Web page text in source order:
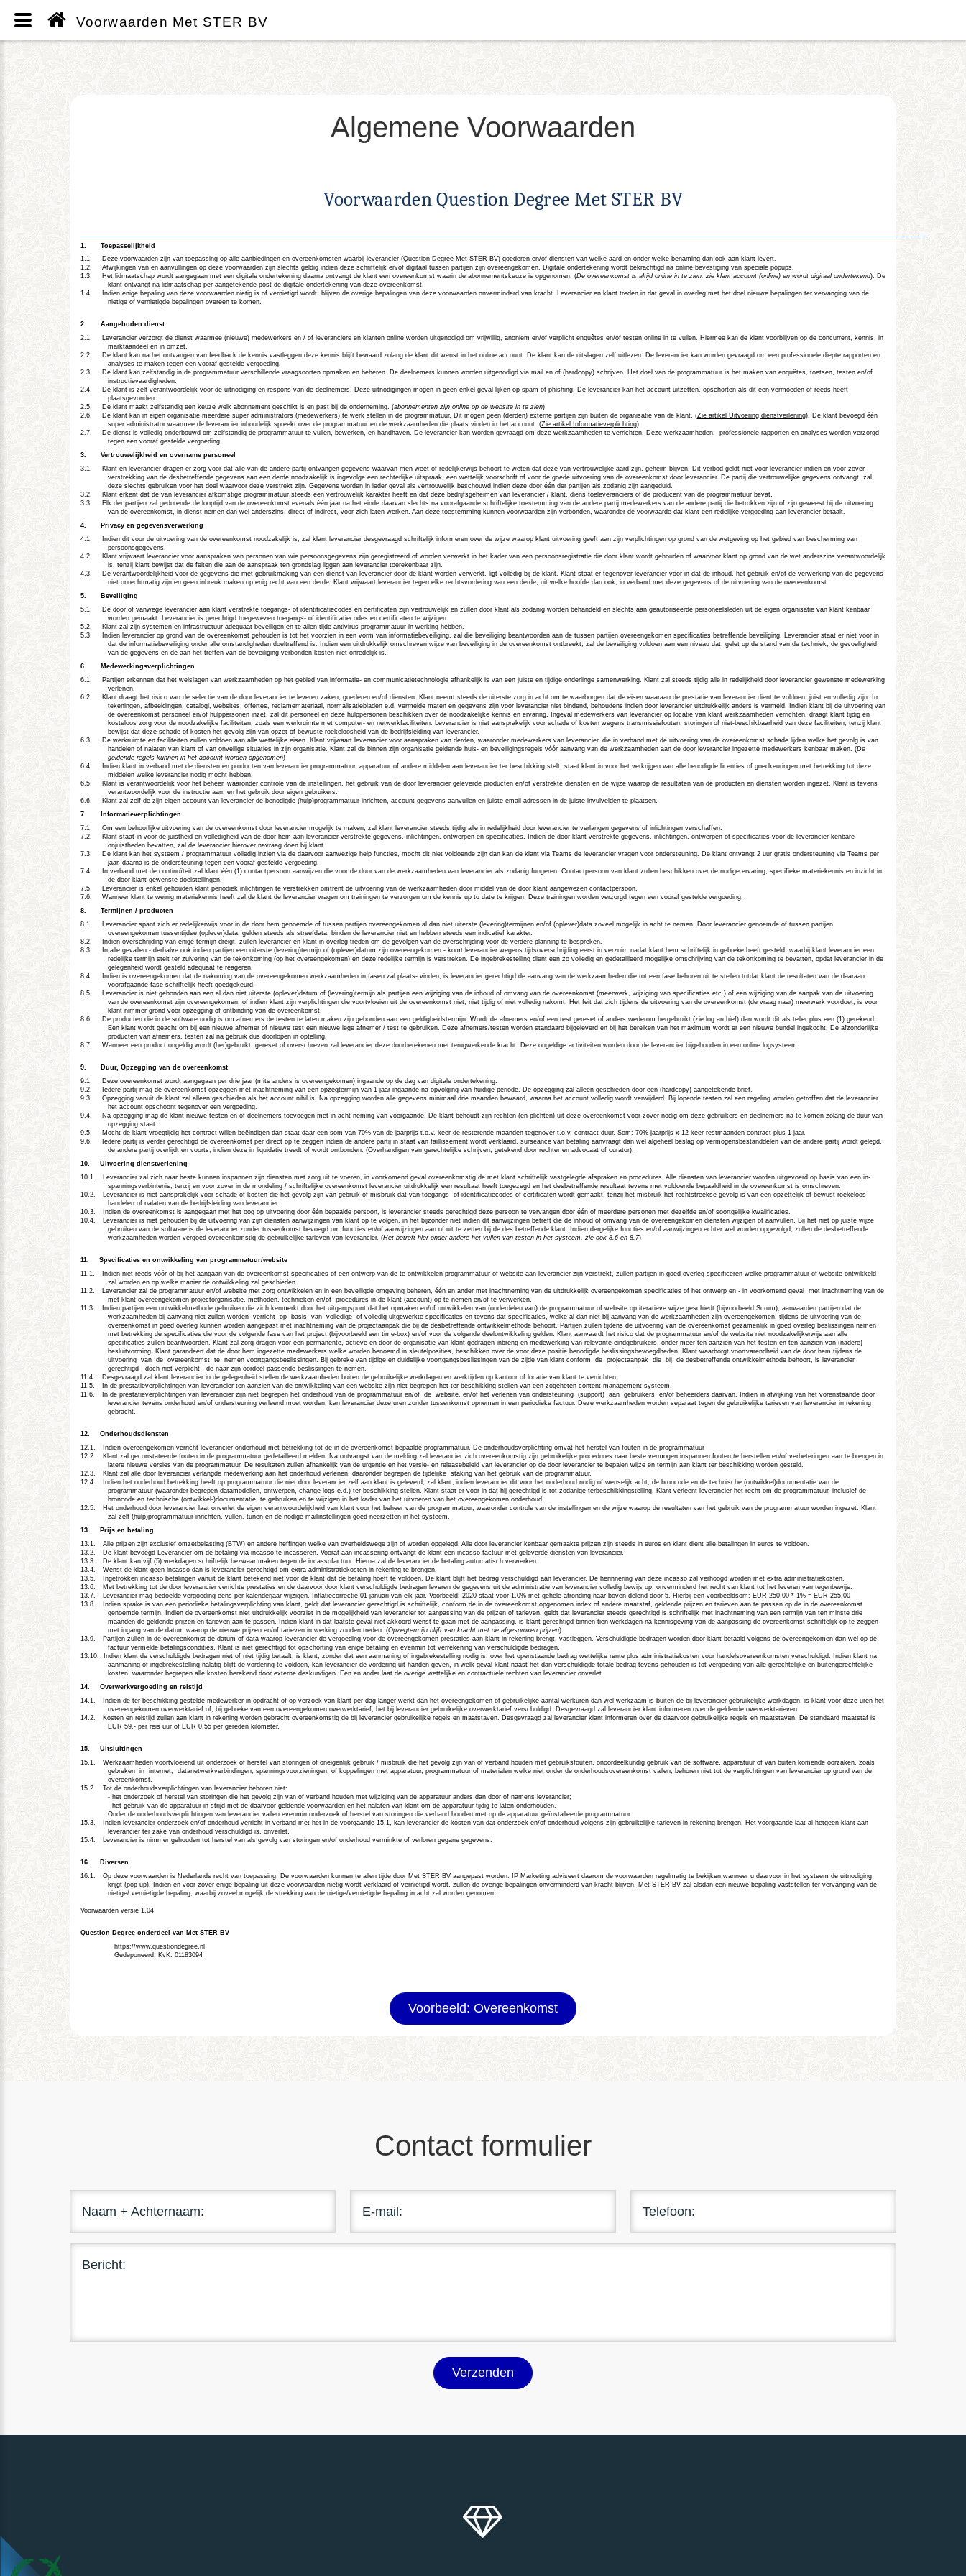
Algemene Voorwaarden
Voorwaarden Question Degree Met STER BV
1.
Toepasselijkheid
1.1.
Deze voorwaarden zijn van toepassing op alle aanbiedingen en overeenkomsten waarbij leverancier (Question Degree Met STER BV) goederen en/of diensten van welke aard en onder welke benaming dan ook aan klant levert.
1.2.
Afwijkingen van en aanvullingen op deze voorwaarden zijn slechts geldig indien deze schriftelijk en/of digitaal tussen partijen zijn overeengekomen. Digitale ondertekening wordt bekrachtigd na online bevestiging van speciale popups
1.3.
Het lidmaatschap wordt aangegaan met een digitale ondertekening daarna ontvangt de klant een overeenkomst waarin de abonnementskeuze is opgenomen. (De overeenkomst is altijd online in te zien, zie klant account (online) en wordt digitaal ondertekend). De
klant ontvangt na lidmaatschap per aangetekende post de digitale ondertekening van deze overeenkomst.
1.4.
Indien enige bepaling van deze voorwaarden nietig is of vernietigd wordt, blijven de overige bepalingen van deze voorwaarden onverminderd van kracht. Leverancier en klant treden in dat geval in overleg met het doel nieuwe bepalingen ter vervanging van de
nietige of vernietigde bepalingen overeen te komen.
2.
Aangeboden dienst
2.1.
Leverancier verzorgt de dienst waarmee (nieuwe) medewerkers en / of leveranciers en klanten online worden uitgenodigd om vrijwillig, anoniem en/of verplicht enquêtes en/of testen online in te vullen. Hiermee kan de klant voorblijven op de concurrent, kennis, in
marktaandeel en in omzet.
2.2.
De klant kan na het ontvangen van feedback de kennis vastleggen deze kennis blijft bewaard zolang de klant dit wenst in het online account. De klant kan de uitslagen zelf uitlezen. De leverancier kan worden gevraagd om een professionele diepte rapporten en
analyses te maken tegen een vooraf gestelde vergoeding.
2.3.
De klant kan zelfstandig in de programmatuur verschillende vraagsoorten opmaken en beheren. De deelnemers kunnen worden uitgenodigd via mail en of (hardcopy) schrijven. Het doel van de programmatuur is het maken van enquêtes, toetsen, testen en/of
instructievaardigheden.
2.4.
De klant is zelf verantwoordelijk voor de uitnodiging en respons van de deelnemers. Deze uitnodigingen mogen in geen enkel geval lijken op spam of phishing . De leverancier kan het account uitzetten, opschorten als dit een vermoeden of reeds heeft
plaatsgevonden.
2.5.
De klant maakt zelfstandig een keuze welk abonnement geschikt is en past bij de onderneming. (abonnementen zijn online op de website in te zien)
2.6.
De klant kan in eigen organisatie meerdere super administrators (medewerkers) te werk stellen in de programmatuur. Dit mogen geen (derden) externe partijen zijn buiten de organisatie van de klant. (Zie artikel Uitvoering dienstverlening). De klant bevoegd één
super administrator waarmee de leverancier inhoudelijk spreekt over de programmatuur en de werkzaamheden die plaats vinden in het account. (Zie artikel Informatieverplichting)
2.7.
De dienst is volledig onderbouwd om zelfstandig de programmatuur te vullen, bewerken, en handhaven. De leverancier kan worden gevraagd om deze werkzaamheden te verrichten. Deze werkzaamheden,
professionele rapporten en analyses worden verzorgd
tegen een vooraf gestelde vergoeding.
3.
Vertrouwelijkheid en overname personeel
3.1.
Klant en leverancier dragen er zorg voor dat alle van de andere partij ontvangen gegevens waarvan men weet of redelijkerwijs behoort te weten dat deze van vertrouwelijke aard zijn, geheim blijven. Dit verbod geldt niet voor leverancier indien en voor zover
verstrekking van de desbetreffende gegevens aan een derde noodzakelijk is ingevolge een rechterlijke uitspraak, een wettelijk voorschrift of voor de goede uitvoering van de overeenkomst door leverancier. De partij die vertrouwelijke gegevens ontvangt, zal
deze slechts gebruiken voor het doel waarvoor deze verstrekt zijn. Gegevens worden in ieder geval als vertrouwelijk beschouwd indien deze door één der partijen als zodanig zijn aangeduid.
3.2.
Klant erkent dat de van leverancier afkomstige programmatuur steeds een vertrouwelijk karakter heeft en dat deze bedrijfsgeheimen van leverancier / klant, diens toeleveranciers of de producent van de programmatuur bevat.
3.3.
Elk der partijen zal gedurende de looptijd van de overeenkomst evenals één jaar na het einde daarvan slechts na voorafgaande schriftelijke toestemming van de andere partij medewerkers van de andere partij die betrokken zijn of zijn geweest bij de uitvoering
van de overeenkomst, in dienst nemen dan wel anderszins, direct of indirect, voor zich laten werken. Aan deze toestemming kunnen voorwaarden zijn verbonden, waaronder de voorwaarde dat klant een redelijke vergoeding aan leverancier betaalt.
4.
Privacy en gegevensverwerking
4.1.
Indien dit voor de uitvoering van de overeenkomst noodzakelijk is, zal klant leverancier desgevraagd schriftelijk informeren over de wijze waarop klant uitvoering geeft aan zijn verplichtingen op grond van de wetgeving op het gebied van bescherming van
persoonsgegevens.
4.2.
Klant vrijwaart leverancier voor aanspraken van personen van wie persoonsgegevens zijn geregistreerd of worden verwerkt in het kader van een persoonsregistratie die door klant wordt gehouden of waarvoor klant op grond van de wet anderszins verantwoordelijk
is, tenzij klant bewijst dat de feiten die aan de aanspraak ten grondslag liggen aan leverancier toerekenbaar zijn.
4.3.
De verantwoordelijkheid voor de gegevens die met gebruikmaking van een dienst van leverancier door de klant worden verwerkt, ligt volledig bij de klant. Klant staat er tegenover leverancier voor in dat de inhoud, het gebruik en/of de verwerking van de gegevens
niet onrechtmatig zijn en geen inbreuk maken op enig recht van een derde. Klant vrijwaart leverancier tegen elke rechtsvordering van een derde, uit welke hoofde dan ook, in verband met deze gegevens of de uitvoering van de overeenkomst.
5.
Beveiliging
5.1.
De door of vanwege leverancier aan klant verstrekte toegangs- of identificatiecodes en certificaten zijn vertrouwelijk en zullen door klant als zodanig worden behandeld en slechts aan geautoriseerde personeelsleden uit de eigen organisatie van klant kenbaar
worden gemaakt. Leverancier is gerechtigd toegewezen toegangs- of identificatiecodes en certificaten te wijzigen.
5.2.
Klant zal zijn systemen en infrastructuur adequaat beveiligen en te allen tijde antivirus-programmatuur in werking hebben.
5.3.
Indien leverancier op grond van de overeenkomst gehouden is tot het voorzien in een vorm van informatiebeveiliging, zal die beveiliging beantwoorden aan de tussen partijen overeengekomen specificaties betreffende beveiliging. Leverancier staat er niet voor in
dat de informatiebeveiliging onder alle omstandigheden doeltreffend is. Indien een uitdrukkelijk omschreven wijze van beveiliging in de overeenkomst ontbreekt, zal de beveiliging voldoen aan een niveau dat, gelet op de stand van de techniek, de gevoeligheid
van de gegevens en de aan het treffen van de beveiliging verbonden kosten niet onredelijk is.
6.
Medewerkingsverplichtingen
6.1.
Partijen erkennen dat het welslagen van werkzaamheden op het gebied van informatie- en communicatietechnologie afhankelijk is van een juiste en tijdige onderlinge samenwerking. Klant zal steeds tijdig alle in redelijkheid door leverancier gewenste medewerking
verlenen.
6.2.
Klant draagt het risico van de selectie van de door leverancier te leveren zaken, goederen en/of diensten. Klant neemt steeds de uiterste zorg in acht om te waarborgen dat de eisen waaraan de prestatie van leverancier dient te voldoen, juist en volledig zijn. In
tekeningen, afbeeldingen, catalogi, websites, offertes, reclamemateriaal, normalisatiebladen e.d. vermelde maten en gegevens zijn voor leverancier niet bindend, behoudens indien door leverancier uitdrukkelijk anders is vermeld. Indien klant bij de uitvoering van
de overeenkomst personeel en/of hulppersonen inzet, zal dit personeel en deze hulppersonen beschikken over de noodzakelijke kennis en ervaring. Ingeval medewerkers van leverancier op locatie van klant werkzaamheden verrichten, draagt klant tijdig en
kosteloos zorg voor de noodzakelijke faciliteiten, zoals een werkruimte met computer- en netwerkfaciliteiten. Leverancier is niet aansprakelijk voor schade of kosten wegens transmissiefouten, storingen of niet-beschikbaarheid van deze faciliteiten, tenzij klant
bewijst dat deze schade of kosten het gevolg zijn van opzet of bewuste roekeloosheid van de bedrijfsleiding van leverancier.
6.3.
De werkruimte en faciliteiten zullen voldoen aan alle wettelijke eisen. Klant vrijwaart leverancier voor aanspraken van derden, waaronder medewerkers van leverancier, die in verband met de uitvoering van de overeenkomst schade lijden welke het gevolg is van
handelen of nalaten van klant of van onveilige situaties in zijn organisatie. Klant zal de binnen zijn organisatie geldende huis- en beveiligingsregels vóór aanvang van de werkzaamheden aan de door leverancier ingezette medewerkers kenbaar maken. (De
geldende regels kunnen in het account worden opgenomen)
6.4.
Indien klant in verband met de diensten en producten van leverancier programmatuur, apparatuur of andere middelen aan leverancier ter beschikking stelt, staat klant in voor het verkrijgen van alle benodigde licenties of goedkeuringen met betrekking tot deze
middelen welke leverancier nodig mocht hebben.
6.5.
Klant is verantwoordelijk voor het beheer, waaronder controle van de instellingen, het gebruik van de door leverancier geleverde producten en/of verstrekte diensten en de wijze waarop de resultaten van de producten en diensten worden ingezet. Klant is tevens
verantwoordelijk voor de instructie aan, en het gebruik door eigen gebruikers.
6.6.
Klant zal zelf de zijn eigen account van leverancier de benodigde (hulp)programmatuur inrichten, account gegevens aanvullen en juiste email adressen in de juiste invulvelden te plaatsen.
7.
Informatieverplichtingen
7.1.
Om een behoorlijke uitvoering van de overeenkomst door leverancier mogelijk te maken, zal klant leverancier steeds tijdig alle in redelijkheid door leverancier te verlangen gegevens of inlichtingen verschaffen.
7.2.
Klant staat in voor de juistheid en volledigheid van de door hem aan leverancier verstrekte gegevens, inlichtingen, ontwerpen en specificaties. Indien de door klant verstrekte gegevens, inlichtingen, ontwerpen of specificaties voor de leverancier kenbare
onjuistheden bevatten, zal de leverancier hierover navraag doen bij klant.
7.3.
De klant kan het systeem / programmatuur volledig inzien via de daarvoor aanwezige help functies, mocht dit niet voldoende zijn dan kan de klant via Teams de leverancier vragen voor ondersteuning. De klant ontvangt 2 uur gratis ondersteuning via Teams per
jaar, daarna is de ondersteuning tegen een vooraf gestelde vergoeding.
7.4.
In verband met de continuïteit zal klant één (1) contactpersoon aanwijzen die voor de duur van de werkzaamheden van leverancier als zodanig fungeren. Contactpersoon van klant zullen beschikken over de nodige ervaring, specifieke materiekennis en inzicht in
de door klant gewenste doelstellingen.
7.5.
Leverancier is enkel gehouden klant periodiek inlichtingen te verstrekken omtrent de uitvoering van de werkzaamheden door middel van de door klant aangewezen contactpersoon.
7.6.
Wanneer klant te weinig materiekennis heeft zal de klant de leverancier vragen om trainingen te verzorgen om de kennis up to date te krijgen. Deze trainingen worden verzorgd tegen een vooraf gestelde vergoeding.
8.
Termijnen / producten
8.1.
Leverancier spant zich er redelijkerwijs voor in de door hem genoemde of tussen partijen overeengekomen al dan niet uiterste (levering)termijnen en/of (oplever)data zoveel mogelijk in acht te nemen. Door leverancier genoemde of tussen partijen
overeengekomen tussentijdse (oplever)data, gelden steeds als streefdata, binden de leverancier niet en hebben steeds een indicatief karakter.
8.2.
Indien overschrijding van enige termijn dreigt, zullen leverancier en klant in overleg treden om de gevolgen van de overschrijding voor de verdere planning te bespreken.
8.3.
In alle gevallen - derhalve ook indien partijen een uiterste (levering)termijn of (oplever)datum zijn overeengekomen - komt leverancier wegens tijdsoverschrijding eerst in verzuim nadat klant hem schriftelijk in gebreke heeft gesteld, waarbij klant leverancier een
redelijke termijn stelt ter zuivering van de tekortkoming (op het overeengekomen) en deze redelijke termijn is verstreken. De ingebrekestelling dient een zo volledig en gedetailleerd mogelijke omschrijving van de tekortkoming te bevatten, opdat leverancier in de
gelegenheid wordt gesteld adequaat te reageren.
8.4.
Indien is overeengekomen dat de nakoming van de overeengekomen werkzaamheden in fasen zal plaats- vinden, is leverancier gerechtigd de aanvang van de werkzaamheden die tot een fase behoren uit te stellen totdat klant de resultaten van de daaraan
voorafgaande fase schriftelijk heeft goedgekeurd.
8.5.
Leverancier is niet gebonden aan een al dan niet uiterste (oplever)datum of (levering)termijn als partijen een wijziging van de inhoud of omvang van de overeenkomst (meerwerk, wijziging van specificaties etc.) of een wijziging van de aanpak van de uitvoering
van de overeenkomst zijn overeengekomen, of indien klant zijn verplichtingen die voortvloeien uit de overeenkomst niet, niet tijdig of niet volledig nakomt. Het feit dat zich tijdens de uitvoering van de overeenkomst (de vraag naar) meerwerk voordoet, is voor
klant nimmer grond voor opzegging of ontbinding van de overeenkomst.
8.6.
De producten die in de software nodig is om afnemers de testen te laten maken zijn gebonden aan een geldigheidstermijn. Wordt de afnemers en/of een test gereset of anders wederom hergebruikt (zie log archief) dan wordt dit als teller plus een (1) gerekend.
Een klant wordt geacht om bij een nieuwe afnemer of nieuwe test een nieuwe lege afnemer / test te gebruiken. Deze afnemers/testen worden standaard bijgeleverd en bij het bereiken van het maximum wordt er een nieuwe bundel ingekocht. De afzonderlijke
producten van afnemers, testen zal na gebruik dus doorlopen in optelling.
8.7.
Wanneer een product ongeldig wordt (her)gebruikt, gereset of overschreven zal leverancier deze doorberekenen met terugwerkende kracht. Deze ongeldige activiteiten worden door de leverancier bijgehouden in een online logsysteem.
9.
Duur, Opzegging van de overeenkomst
9.1.
Deze overeenkomst wordt aangegaan per drie jaar (mits anders is overeengekomen) ingaande op de dag van digitale ondertekening.
9.2.
Iedere partij mag de overeenkomst opzeggen met inachtneming van een opzegtermijn van 1 jaar ingaande na opvolging van huidige periode. De opzegging zal alleen geschieden door een (hardcopy) aangetekende brief.
9.3.
Opzegging vanuit de klant zal alleen geschieden als het account nihil is. Na opzegging worden alle gegevens minimaal drie maanden bewaard, waarna het account volledig wordt verwijderd. Bij lopende testen zal een regeling worden getroffen dat de leverancier
het account opschoont tegenover een vergoeding.
9.4.
Na opzegging mag de klant nieuwe testen en of deelnemers toevoegen met in acht neming van voorgaande. De klant behoudt zijn rechten (en plichten) uit deze overeenkomst voor zover nodig om deze gebruikers en deelnemers na te komen zolang de duur van
opzegging staat.
9.5.
Mocht de klant vroegtijdig het contract willen beëindigen dan staat daar een som van 70% van de jaarprijs t.o.v. keer de resterende maanden tegenover t.o.v. contract duur. Som: 70% jaarprijs x 12 keer restmaanden contract plus 1 jaar.
9.6.
Iedere partij is verder gerechtigd de overeenkomst per direct op te zeggen indien de andere partij in staat van faillissement wordt verklaard, surseance van betaling aanvraagt dan wel algeheel beslag op vermogensbestanddelen van de andere partij wordt gelegd,
de andere partij overlijdt en voorts, indien deze in liquidatie treedt of wordt ontbonden. (Overhandigen van gerechtelijke schrijven, getekend door rechter en advocaat of curator).
10.
Uitvoering dienstverlening
10.1.
Leverancier zal zich naar beste kunnen inspannen zijn diensten met zorg uit te voeren, in voorkomend geval overeenkomstig de met klant schriftelijk vastgelegde afspraken en procedures. Alle diensten van leverancier worden uitgevoerd op basis van een in-
spanningsverbintenis, tenzij en voor zover in de mondeling / schriftelijke overeenkomst leverancier uitdrukkelijk een resultaat heeft toegezegd en het desbetreffende resultaat tevens met voldoende bepaaldheid in de overeenkomst is omschreven.
10.2.
Leverancier is niet aansprakelijk voor schade of kosten die het gevolg zijn van gebruik of misbruik dat van toegangs- of identificatiecodes of certificaten wordt gemaakt, tenzij het misbruik het rechtstreekse gevolg is van een opzettelijk of bewust roekeloos
handelen of nalaten van de bedrijfsleiding van leverancier.
10.3.
Indien de overeenkomst is aangegaan met het oog op uitvoering door één bepaalde persoon, is leverancier steeds gerechtigd deze persoon te vervangen door één of meerdere personen met dezelfde en/of soortgelijke kwalificaties.
10.4.
Leverancier is niet gehouden bij de uitvoering van zijn diensten aanwijzingen van klant op te volgen, in het bijzonder niet indien dit aanwijzingen betreft die de inhoud of omvang van de overeengekomen diensten wijzigen of aanvullen. Bij het niet op juiste wijze
gebruiken van de software is de leverancier zonder tussenkomst bevoegd om functies en/of aanwijzingen aan of uit te zetten bij de des betreffende klant. Indien dergelijke functies en/of aanwijzingen echter wel worden opgevolgd, zullen de desbetreffende
werkzaamheden worden vergoed overeenkomstig de gebruikelijke tarieven van leverancier. (Het betreft hier onder andere het vullen van testen in het systeem, zie ook 8.6 en 8.7)
11.
Specificaties en ontwikkeling van programmatuur/website
11.1.
Indien niet reeds vóór of bij het aangaan van de overeenkomst specificaties of een ontwerp van de te ontwikkelen programmatuur of website aan leverancier zijn verstrekt, zullen partijen in goed overleg specificeren welke programmatuur of website ontwikkeld
zal worden en op welke manier de ontwikkeling zal geschieden.
11.2.
Leverancier zal de programmatuur en/of website met zorg ontwikkelen en in een beveiligde omgeving beheren, één en ander met inachtneming van de uitdrukkelijk overeengekomen specificaties of het ontwerp en - in voorkomend geval  met inachtneming van de
met klant overeengekomen projectorganisatie, methoden, technieken en/of
procedures in de klant (account) op te nemen en/of te verwerken.
11.3.
Indien partijen een ontwikkelmethode gebruiken die zich kenmerkt door het uitgangspunt dat het opmaken en/of ontwikkelen van (onderdelen van) de programmatuur of website op iteratieve wijze geschiedt (bijvoorbeeld Scrum), aanvaarden partijen dat de
werkzaamheden bij aanvang niet zullen worden
verricht op basis van volledige
of volledig uitgewerkte specificaties en tevens dat specificaties, welke al dan niet bij aanvang van de werkzaamheden zijn overeengekomen, tijdens de uitvoering van de
overeenkomst in goed overleg kunnen worden aangepast met inachtneming van de projectaanpak die bij de desbetreffende ontwikkelmethode behoort. Partijen zullen tijdens de uitvoering van de overeenkomst gezamenlijk in goed overleg beslissingen nemen
met betrekking de specificaties die voor de volgende fase van het project (bijvoorbeeld een time-box) en/of voor de volgende deelontwikkeling gelden. Klant aanvaardt het risico dat de programmatuur en/of de website niet noodzakelijkerwijs aan alle
specificaties zullen beantwoorden. Klant zal zorg dragen voor een permanente, actieve en door de organisatie van klant gedragen inbreng en medewerking van relevante eindgebruikers, onder meer ten aanzien van het testen en ten aanzien van (nadere)
besluitvorming. Klant garandeert dat de door hem ingezette medewerkers welke worden benoemd in sleutelposities, beschikken over de voor deze positie benodigde beslissingsbevoegdheden. Klant waarborgt voortvarendheid van de door hem tijdens de
uitvoering
van de overeenkomst te nemen voortgangsbeslissingen. Bij gebreke van tijdige en duidelijke voortgangsbeslissingen van de zijde van klant conform de projectaanpak die bij
de desbetreffende ontwikkelmethode behoort, is leverancier
gerechtigd - doch niet verplicht - de naar zijn oordeel passende beslissingen te nemen.
11.4.
Desgevraagd zal klant leverancier in de gelegenheid stellen de werkzaamheden buiten de gebruikelijke werkdagen en werktijden op kantoor of locatie van klant te verrichten.
11.5.
In de prestatieverplichtingen van leverancier ten aanzien van de ontwikkeling van een website zijn niet begrepen het ter beschikking stellen van een zogeheten content management systeem.
11.6.
In de prestatieverplichtingen van leverancier zijn niet begrepen het onderhoud van de programmatuur en/of de website, en/of het verlenen van ondersteuning (support) aan gebruikers en/of beheerders daarvan. Indien in afwijking van het vorenstaande door
leverancier tevens onderhoud en/of ondersteuning verleend moet worden, kan leverancier deze uren zonder tussenkomst opnemen in een periodieke factuur. Deze werkzaamheden worden separaat tegen de gebruikelijke tarieven van leverancier in rekening
gebracht.
12.
Onderhoudsdiensten
12.1.
Indien overeengekomen verricht leverancier onderhoud met betrekking tot de in de overeenkomst bepaalde programmatuur. De onderhoudsverplichting omvat het herstel van fouten in de programmatuur
12.2.
Klant zal geconstateerde fouten in de programmatuur gedetailleerd melden. Na ontvangst van de melding zal leverancier zich overeenkomstig zijn gebruikelijke procedures naar beste vermogen inspannen fouten te herstellen en/of verbeteringen aan te brengen in
latere nieuwe versies van de programmatuur. De resultaten zullen afhankelijk van de urgentie en het versie- en releasebeleid van leverancier op de door leverancier te bepalen wijze en termijn aan klant ter beschikking worden gesteld.
12.3.
Klant zal alle door leverancier verlangde medewerking aan het onderhoud verlenen, daaronder begrepen de tijdelijke staking van het gebruik van de programmatuur.
12.4.
Indien het onderhoud betrekking heeft op programmatuur die niet door leverancier zelf aan klant is geleverd, zal klant, indien leverancier dit voor het onderhoud nodig of wenselijk acht, de broncode en de technische (ontwikkel)documentatie van de
programmatuur (waaronder begrepen datamodellen, ontwerpen, change-logs e.d.) ter beschikking stellen. Klant staat er voor in dat hij gerechtigd is tot zodanige terbeschikkingstelling. Klant verleent leverancier het recht om de programmatuur, inclusief de
broncode en technische (ontwikkel-)documentatie, te gebruiken en te wijzigen in het kader van het uitvoeren van het overeengekomen onderhoud.
12.5.
Het onderhoud door leverancier laat onverlet de eigen verantwoordelijkheid van klant voor het beheer van de programmatuur, waaronder controle van de instellingen en de wijze waarop de resultaten van het gebruik van de programmatuur worden ingezet. Klant
zal zelf (hulp)programmatuur inrichten, vullen, tunen en de nodige mailinstellingen goed neerzetten in het systeem.
13.
Prijs en betaling
13.1.
Alle prijzen zijn exclusief omzetbelasting (BTW) en andere heffingen welke van overheidswege zijn of worden opgelegd. Alle door leverancier kenbaar gemaakte prijzen zijn steeds in euros en klant dient alle betalingen in euros te voldoen.
13.2.
De klant bevoegd Leverancier om de betaling via incasso te incasseren. Vooraf aan incassering ontvangt de klant een incasso factuur met geleverde diensten van leverancier.
13.3.
De klant kan vijf (5) werkdagen schriftelijk bezwaar maken tegen de incassofactuur. Hierna zal de leverancier de betaling automatisch verwerken.
13.4.
Wenst de klant geen incasso dan is leverancier gerechtigd om extra administratiekosten in rekening te brengen.
13.5.
Ingetrokken incasso betalingen vanuit de klant betekend niet voor de klant dat de betaling hoeft te voldoen. De klant blijft het bedrag verschuldigd aan leverancier. De herinnering van deze incasso zal verhoogd worden met extra administratiekosten.
13.6.
Met betrekking tot de door leverancier verrichte prestaties en de daarvoor door klant verschuldigde bedragen leveren de gegevens uit de administratie van leverancier volledig bewijs op, onverminderd het recht van klant tot het leveren van tegenbewijs.
13.7.
Leverancier mag bedoelde vergoeding eens per kalenderjaar wijzigen. Inflatiecorrectie 01 januari van elk jaar. Voorbeeld: 2020 staat voor 1.0% met gehele afronding naar boven delend door 5. Hierbij een voorbeeldsom: EUR 250,00 * 1% = EUR 255,00
13.8.
Indien sprake is van een periodieke betalingsverplichting van klant, geldt dat leverancier gerechtigd is schriftelijk, conform de in de overeenkomst opgenomen index of andere maatstaf, geldende prijzen en tarieven aan te passen op de in de overeenkomst
genoemde termijn. Indien de overeenkomst niet uitdrukkelijk voorziet in de mogelijkheid van leverancier tot aanpassing van de prijzen of tarieven, geldt dat leverancier steeds gerechtigd is schriftelijk met inachtneming van een termijn van ten minste drie
maanden de geldende prijzen en tarieven aan te passen. Indien klant in dat laatste geval niet akkoord wenst te gaan met de aanpassing, is klant gerechtigd binnen tien werkdagen na kennisgeving van de aanpassing de overeenkomst schriftelijk op te zeggen
met ingang van de datum waarop de nieuwe prijzen en/of tarieven in werking zouden treden. (Opzegtermijn blijft van kracht met de afgesproken prijzen)
13.9.
Partijen zullen in de overeenkomst de datum of data waarop leverancier de vergoeding voor de overeengekomen prestaties aan klant in rekening brengt, vastleggen. Verschuldigde bedragen worden door klant betaald volgens de overeengekomen dan wel op de
factuur vermelde betalingscondities. Klant is niet gerechtigd tot opschorting van enige betaling en evenmin tot verrekening van verschuldigde bedragen.
13.10.
Indien klant de verschuldigde bedragen niet of niet tijdig betaalt, is klant, zonder dat een aanmaning of ingebrekestelling nodig is, over het openstaande bedrag wettelijke rente plus administratiekosten voor handelsovereenkomsten verschuldigd. Indien klant na
aanmaning of ingebrekestelling nalatig blijft de vordering te voldoen, kan leverancier de vordering uit handen geven, in welk geval klant naast het dan verschuldigde totale bedrag tevens gehouden is tot vergoeding van alle gerechtelijke en buitengerechtelijke
kosten, waaronder begrepen alle kosten berekend door externe deskundigen. Een en ander laat de overige wettelijke en contractuele rechten van leverancier onverlet.
14.
Overwerkvergoeding en reistijd
14.1.
Indien de ter beschikking gestelde medewerker in opdracht of op verzoek van klant per dag langer werkt dan het overeengekomen of gebruikelijke aantal werkuren dan wel werkzaam is buiten de bij leverancier gebruikelijke werkdagen, is klant voor deze uren het
overeengekomen overwerktarief of, bij gebreke van een overeengekomen overwerktarief, het bij leverancier gebruikelijke overwerktarief verschuldigd. Desgevraagd zal leverancier klant informeren over de geldende overwerktarieven.
14.2.
Kosten en reistijd zullen aan klant in rekening worden gebracht overeenkomstig de bij leverancier gebruikelijke regels en maatstaven. Desgevraagd zal leverancier klant informeren over de daarvoor gebruikelijke regels en maatstaven. De standaard maatstaf is
EUR 59,- per reis uur of EUR 0,55 per gereden kilometer.
15.
Uitsluitingen
15.1.
Werkzaamheden voortvloeiend uit onderzoek of herstel van storingen of oneigenlijk gebruik / misbruik die het gevolg zijn van of verband houden met gebruiksfouten, onoordeelkundig gebruik van de software, apparatuur of van buiten komende oorzaken, zoals
gebreken
in internet,
datanetwerkverbindingen, spanningsvoorzieningen, of koppelingen met apparatuur, programmatuur of materialen welke niet onder de onderhoudsovereenkomst vallen, behoren niet tot de verplichtingen van leverancier op grond van de
overeenkomst.
15.2.
Tot de onderhoudsverplichtingen van leverancier behoren niet:
- het onderzoek of herstel van storingen die het gevolg zijn van of verband houden met wijziging van de apparatuur anders dan door of namens leverancier;
- het gebruik van de apparatuur in strijd met de daarvoor geldende voorwaarden en het nalaten van klant om de apparatuur tijdig te laten onderhouden.
Onder de onderhoudsverplichtingen van leverancier vallen evenmin onderzoek of herstel van storingen die verband houden met op de apparatuur geïnstalleerde programmatuur.
15.3.
Indien leverancier onderzoek en/of onderhoud verricht in verband met het in de voorgaande 15,1, kan leverancier de kosten van dat onderzoek en/of onderhoud volgens zijn gebruikelijke tarieven in rekening brengen. Het voorgaande laat al hetgeen klant aan
leverancier ter zake van onderhoud verschuldigd is, onverlet.
15.4.
Leverancier is nimmer gehouden tot herstel van als gevolg van storingen en/of onderhoud verminkte of verloren gegane gegevens.
16.
Diversen
16.1.
Op deze voorwaarden is Nederlands recht van toepassing. De voorwaarden kunnen te allen tijde door Met STER BV aangepast worden. IP Marketing adviseert daarom de voorwaarden regelmatig te bekijken wanneer u daarvoor in het systeem de uitnodiging
krijgt (pop-up). Indien en voor zover enige bepaling uit deze voorwaarden nietig wordt verklaard of vernietigd wordt, zullen de overige bepalingen onverminderd van kracht blijven. Met STER BV zal alsdan een nieuwe bepaling vaststellen ter vervanging van de
nietige/ vernietigde bepaling, waarbij zoveel mogelijk de strekking van de nietige/vernietigde bepaling in acht zal worden genomen.
Voorwaarden versie 1.04
Question Degree onderdeel van Met STER BV
https://www.questiondegree.nl
Gedeponeerd: KvK: 01183094
Voorbeeld: Overeenkomst
Contact formulier
Naam + Achternaam: E-mail: Telefoon:
Bericht:
Verzenden
Voorwaarden Met STER BV